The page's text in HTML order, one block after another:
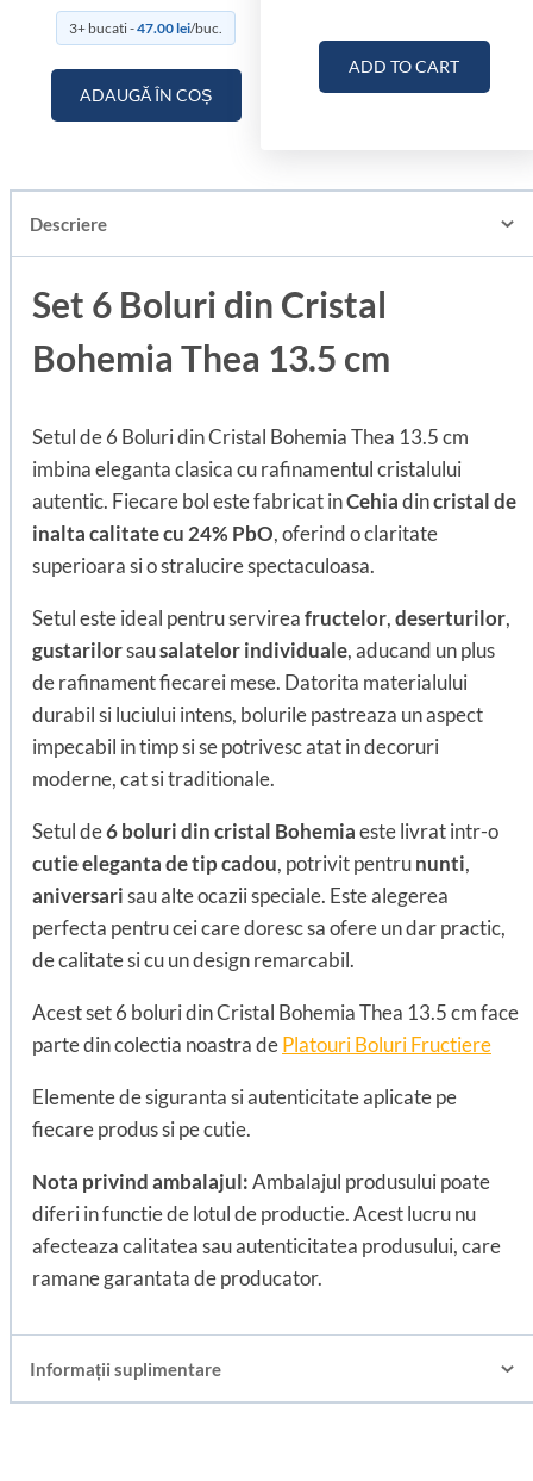
3+ bucati -47.00lei/buc.
ADAUGĂ ÎN COȘ
ADD TO CART
Descriere
Set 6 Boluri din Cristal
Bohemia Thea 13.5 cm
Setul de 6 Boluri din Cristal Bohemia Thea 13.5 cm
imbina eleganta clasica cu rafinamentul cristalului
autentic. Fiecare bol este fabricat inCehiadincristal de
inalta calitate cu 24% PbO, oferind o claritate
superioara si o stralucire spectaculoasa.
Setul este ideal pentru servireafructelor,deserturilor,
gustarilorsausalatelor individuale, aducand un plus
de rafinament fiecarei mese. Datorita materialului
durabil si luciului intens, bolurile pastreaza un aspect
impecabil in timp si se potrivesc atat in decoruri
moderne, cat si traditionale.
Setul de6 boluri din cristal Bohemiaeste livrat intr-o
cutie eleganta de tip cadou, potrivit pentrununti,
aniversarisau alte ocazii speciale. Este alegerea
perfecta pentru cei care doresc sa ofere un dar practic,
de calitate si cu un design remarcabil.
Acest set 6 boluri din Cristal Bohemia Thea 13.5 cm face
parte din colectia noastra dePlatouri Boluri Fructiere
Elemente de siguranta si autenticitate aplicate pe
fiecare produs si pe cutie.
Nota privind ambalajul:Ambalajul produsului poate
diferi in functie de lotul de productie. Acest lucru nu
afecteaza calitatea sau autenticitatea produsului, care
ramane garantata de producator.
Informații suplimentare